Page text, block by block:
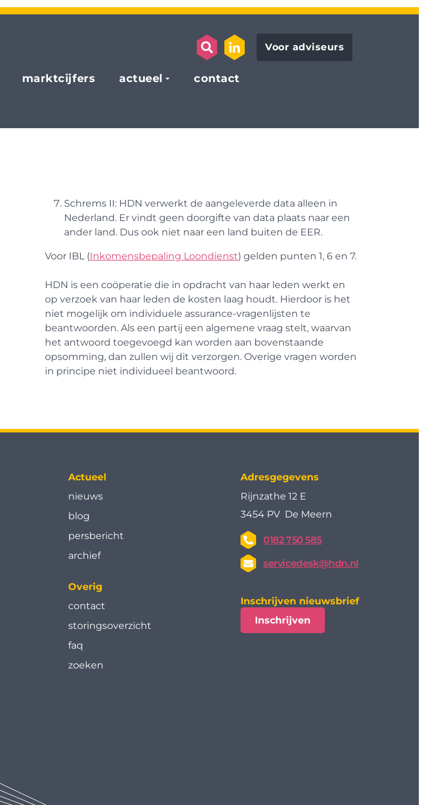
marktcijfers actueel contact
search opener
link to the linkedin page
Voor adviseurs
Schrems II: HDN verwerkt de aangeleverde data alleen in
Nederland. Er vindt geen doorgifte van data plaats naar een
ander land. Dus ook niet naar een land buiten de EER.
Voor IBL (Inkomensbepaling Loondienst) gelden punten 1, 6 en 7.
HDN is een coöperatie die in opdracht van haar leden werkt en
op verzoek van haar leden de kosten laag houdt. Hierdoor is het
niet mogelijk om individuele assurance-vragenlijsten te
beantwoorden. Als een partij een algemene vraag stelt, waarvan
het antwoord toegevoegd kan worden aan bovenstaande
opsomming, dan zullen wij dit verzorgen. Overige vragen worden
in principe niet individueel beantwoord.
Actueel
nieuws
blog
persbericht
archief
Overig
contact
storingsoverzicht
faq
zoeken
Adresgegevens
Rijnzathe 12 E
3454 PV De Meern
0182 750 585
servicedesk@hdn.nl
Inschrijven nieuwsbrief
Inschrijven